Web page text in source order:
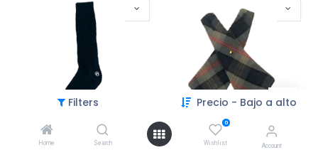
Filters Precio - Bajo a alto
Home Search
0
Wishlist Account